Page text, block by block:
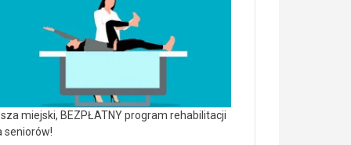
miejski, BEZPŁATNY program rehabilitacji
seniorów!